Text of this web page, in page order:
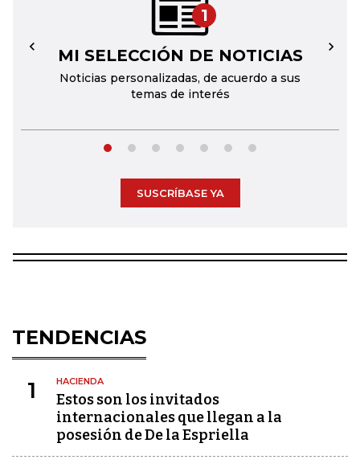
1
MI SELECCIÓN DE NOTICIAS
Noticias personalizadas, de acuerdo a sus
temas de interés
← →
SUSCRÍBASE YA
TENDENCIAS
1 HACIENDA
Estos son los invitados
internacionales que llegan a la
posesión de De la Espriella